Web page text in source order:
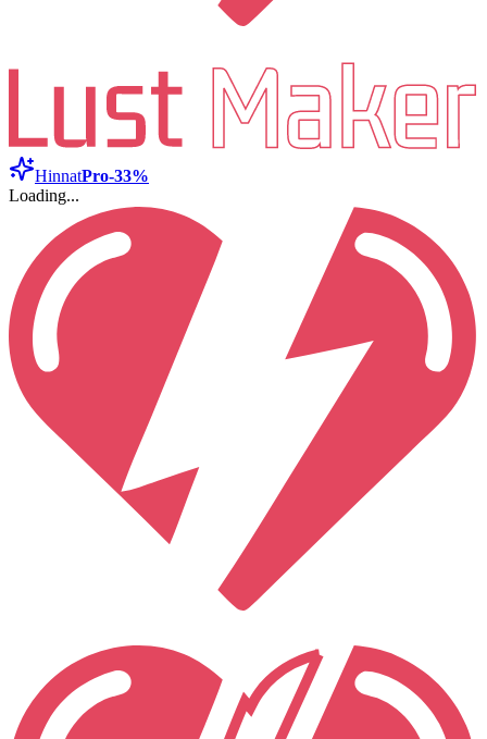
HinnatPro-33%
Loading...